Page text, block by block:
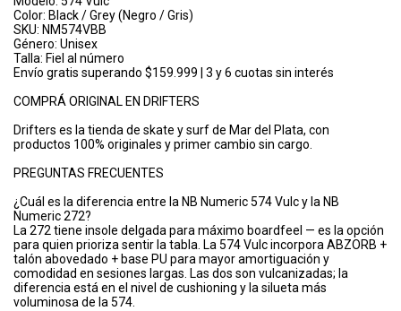
Color: Black / Grey (Negro / Gris)
SKU: NM574VBB
Género: Unisex
Talla: Fiel al número
Envío gratis superando $159.999 | 3 y 6 cuotas sin interés
COMPRÁ ORIGINAL EN DRIFTERS
Drifters es la tienda de skate y surf de Mar del Plata, con
productos 100% originales y primer cambio sin cargo.
PREGUNTAS FRECUENTES
¿Cuál es la diferencia entre la NB Numeric 574 Vulc y la NB
Numeric 272?
La 272 tiene insole delgada para máximo boardfeel — es la opción
para quien prioriza sentir la tabla. La 574 Vulc incorpora ABZORB +
talón abovedado + base PU para mayor amortiguación y
comodidad en sesiones largas. Las dos son vulcanizadas; la
diferencia está en el nivel de cushioning y la silueta más
voluminosa de la 574.